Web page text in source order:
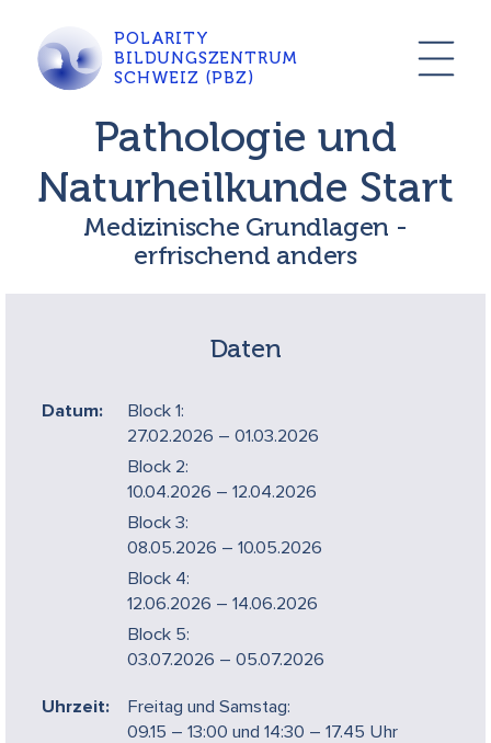
POLARITY
BILDUNGSZENTRUM
SCHWEIZ (PBZ)
Pathologie und
Naturheilkunde Start
Medizinische Grundlagen -
erfrischend anders
Daten
Datum:
Block 1:
27.02.2026 – 01.03.2026
Block 2:
10.04.2026 – 12.04.2026
Block 3:
08.05.2026 – 10.05.2026
Block 4:
12.06.2026 – 14.06.2026
Block 5:
03.07.2026 – 05.07.2026
Uhrzeit:
Freitag und Samstag:
09.15 – 13:00 und 14:30 – 17.45 Uhr